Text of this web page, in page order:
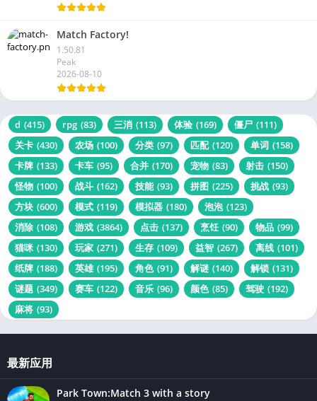
Match Factory!
1.50.81
Peak
2026-08-10
d (415) rpg (83) 三消 (113) 体验 (169) 僵尸 (111)
关卡 (430) 农场 (100) 分类 (97) 匹配 (120) 单词 (158)
卡牌 (133) 卡车 (95) 合并 (170) 宠物 (83) 射击 (150)
怪物 (100) 战斗 (162) 技能 (93) 拼图 (225) 挑战 (93)
方块 (600) 模式 (119) 模拟器 (180) 泡泡 (123)
消除 (108) 游戏 (3864) 点击 (137) 烹饪 (90) 物品 (99)
猫咪 (130) 玩家 (271) 生存 (109) 益智 (267) 离线 (101)
纸牌 (188) 英雄 (195) 角色 (91) 解谜 (140) 解锁 (131)
谜题 (349) 赛车 (122) 音乐 (96) 颜色 (85) 驾驶 (192)
麻将 (93)
最新应用
Park Town:Match 3 with a story